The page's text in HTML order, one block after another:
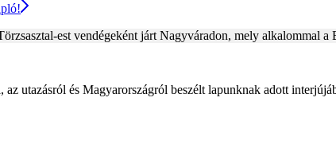
est vendégeként járt Nagyváradon, mely alkalommal
utazásról és Magyarországról beszélt lapunknak adott